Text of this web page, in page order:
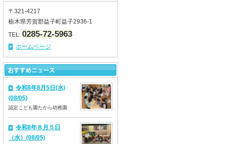
〒321-4217
栃木県芳賀郡益子町益子2936-1
TEL: 0285-72-5963
ホームページ
令和8年8月5日(水)
(08/05)
認定こども園たから幼稚園
令和8年８月５日
（水）(08/05)